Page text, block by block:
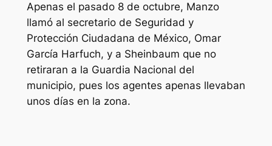
Apenas el pasado 8 de octubre, Manzo
llamó al secretario de Seguridad y
Protección Ciudadana de México, Omar
García Harfuch, y a Sheinbaum que no
retiraran a la Guardia Nacional del
municipio, pues los agentes apenas llevaban
unos días en la zona.